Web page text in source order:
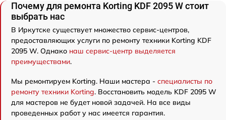
Почему для ремонта Korting KDF 2095 W стоит
выбрать нас
В Иркутске существует множество сервис-центров,
предоставляющих услуги по ремонту техники Korting KDF
2095 W. Однако наш сервис-центр выделяется
преимуществами.
Мы ремонтируем Korting. Наши мастера - специалисты по
ремонту техники Korting. Восстановить модель KDF 2095 W
для мастеров не будет новой задачей. На все виды
проведенных работ у нас имеется гарантия.